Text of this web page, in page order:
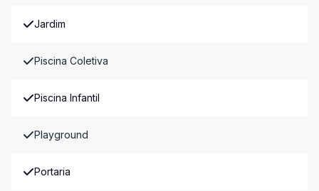
Jardim
Piscina Coletiva
Piscina Infantil
Playground
Portaria